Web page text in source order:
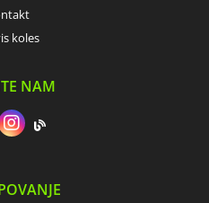
koles
NAM